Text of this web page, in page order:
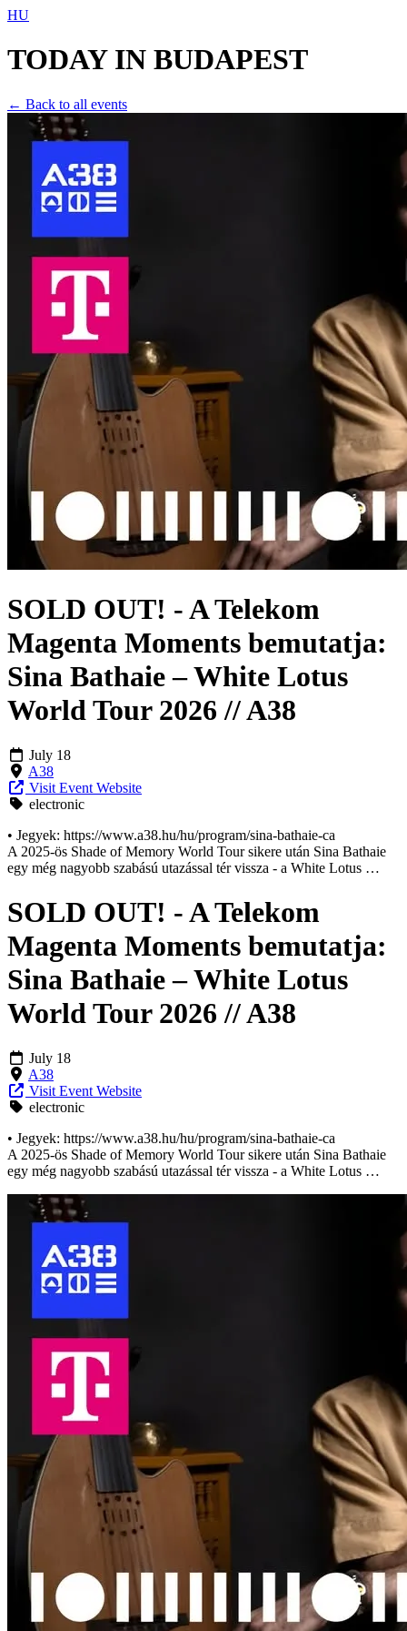
HU
TODAY IN BUDAPEST
← Back to all events
SOLD OUT! - A Telekom
Magenta Moments bemutatja:
Sina Bathaie – White Lotus
World Tour 2026 // A38
July 18
A38
Visit Event Website
electronic
• Jegyek: https://www.a38.hu/hu/program/sina-bathaie-ca
A 2025-ös Shade of Memory World Tour sikere után Sina Bathaie
egy még nagyobb szabású utazással tér vissza - a White Lotus …
SOLD OUT! - A Telekom
Magenta Moments bemutatja:
Sina Bathaie – White Lotus
World Tour 2026 // A38
July 18
A38
Visit Event Website
electronic
• Jegyek: https://www.a38.hu/hu/program/sina-bathaie-ca
A 2025-ös Shade of Memory World Tour sikere után Sina Bathaie
egy még nagyobb szabású utazással tér vissza - a White Lotus …